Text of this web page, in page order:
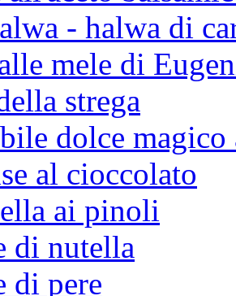
- halwa di
mele di
strega
dolce
al cioccolato
ai pinoli
di nutella
di pere